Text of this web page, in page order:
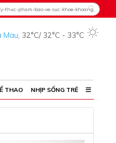
Mau, 32°C/ 32°C - 33°C
THAO NHỊP SỐNG TRẺ